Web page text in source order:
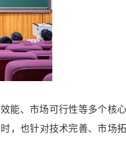
能、市场可行性等多个核心
，也针对技术完善、市场拓